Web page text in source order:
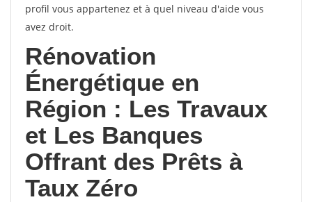
profil vous appartenez et à quel niveau d'aide vous
avez droit.
Rénovation
Énergétique en
Région : Les Travaux
et Les Banques
Offrant des Prêts à
Taux Zéro